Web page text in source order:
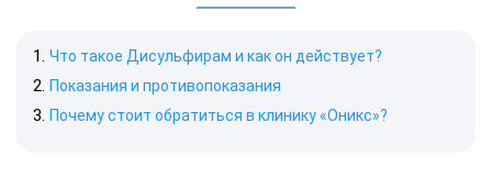
Что такое Дисульфирам и как он действует?
Показания и противопоказания
Почему стоит обратиться в клинику «Оникс»?